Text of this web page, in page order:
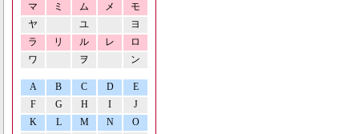
マ
ミ ム メ
モ
ヤ
ユ
ヨ
ラ
リ ル レ
ロ
ワ
ヲ ン
A B C D
E
F
G H I
J
K
L M N O